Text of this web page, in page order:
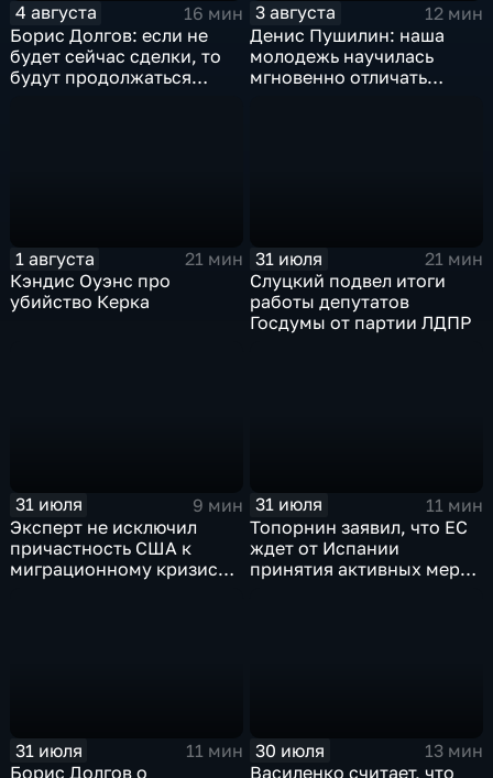
4 августа
16 мин
Борис Долгов: если не
будет сейчас сделки, то
будут продолжаться
3 августа
12 мин
Денис Пушилин: наша
молодежь научилась
мгновенно отличать
1 августа
21 мин
Кэндис Оуэнс про
убийство Керка
31 июля
21 мин
Слуцкий подвел итоги
работы депутатов
Госдумы от партии ЛДПР
31 июля
9 мин
Эксперт не исключил
причастность США к
миграционному кризису в
31 июля
11 мин
Топорнин заявил, что ЕС
ждет от Испании
принятия активных мер
31 июля
11 мин
Борис Долгов о
30 июля
13 мин
Василенко считает, что